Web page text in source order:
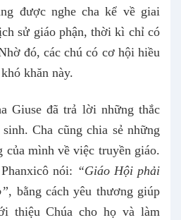
được nghe cha kể về giai
sử giáo phận, thời kì chỉ có
đó, các chú có cơ hội hiều
khăn này.
Giuse đã trả lời những thắc
Cha cũng chia sẻ những
của mình về việc truyền giáo.
nói: “Giáo Hội phải
, bằng cách yêu thương giúp
thiệu Chúa cho họ và làm